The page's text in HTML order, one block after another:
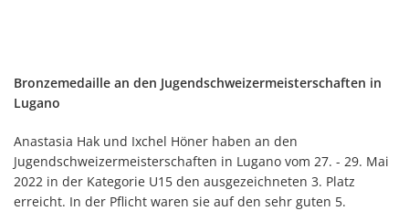
Bronzemedaille an den Jugendschweizermeisterschaften in
Lugano
Anastasia Hak und Ixchel Höner haben an den
Jugendschweizermeisterschaften in Lugano vom 27. - 29. Mai
2022 in der Kategorie U15 den ausgezeichneten 3. Platz
erreicht. In der Pflicht waren sie auf den sehr guten 5.